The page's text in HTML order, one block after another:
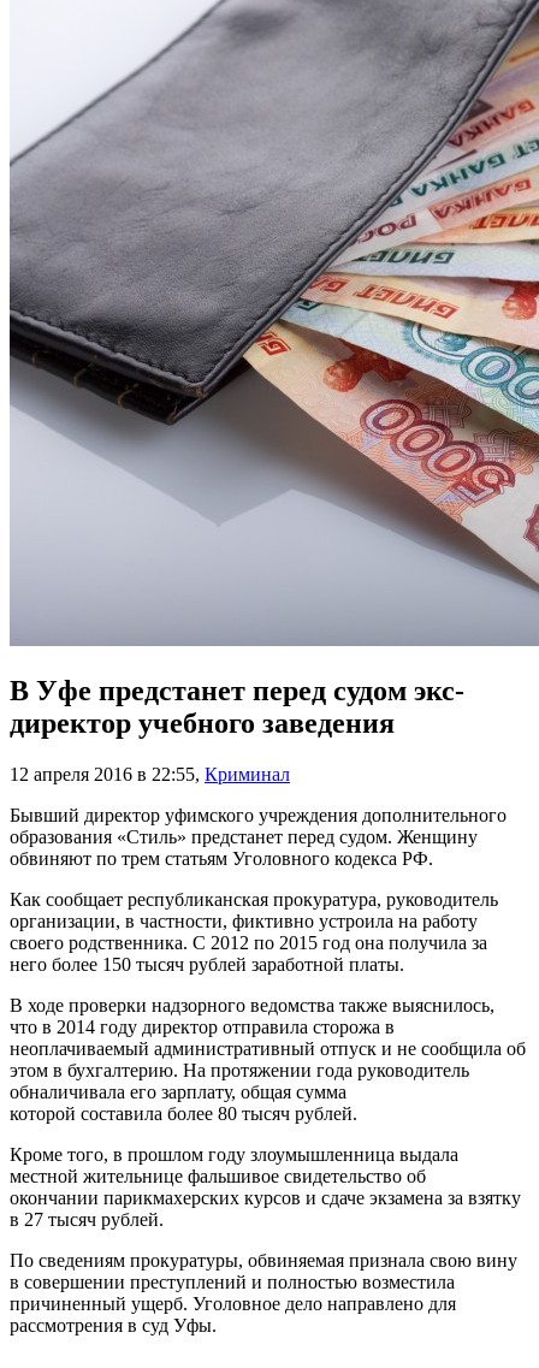
В Уфе предстанет перед судом экс-
директор учебного заведения
12 апреля 2016 в 22:55, Криминал
Бывший директор уфимского учреждения дополнительного
образования «Стиль» предстанет перед судом. Женщину
обвиняют по трем статьям Уголовного кодекса РФ.
Как сообщает республиканская прокуратура, руководитель
организации, в частности, фиктивно устроила на работу
своего родственника. С 2012 по 2015 год она получила за
него более 150 тысяч рублей заработной платы.
В ходе проверки надзорного ведомства также выяснилось,
что в 2014 году директор отправила сторожа в
неоплачиваемый административный отпуск и не сообщила об
этом в бухгалтерию. На протяжении года руководитель
обналичивала его зарплату, общая сумма
которой составила более 80 тысяч рублей.
Кроме того, в прошлом году злоумышленница выдала
местной жительнице фальшивое свидетельство об
окончании парикмахерских курсов и сдаче экзамена за взятку
в 27 тысяч рублей.
По сведениям прокуратуры, обвиняемая признала свою вину
в совершении преступлений и полностью возместила
причиненный ущерб. Уголовное дело направлено для
рассмотрения в суд Уфы.